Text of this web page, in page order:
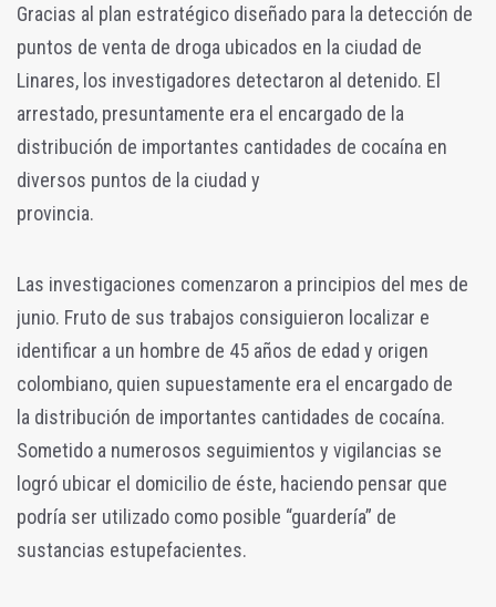
Gracias al plan estratégico diseñado para la detección de
puntos de venta de droga ubicados en la ciudad de
Linares, los investigadores detectaron al detenido. El
arrestado, presuntamente era el encargado de la
distribución de importantes cantidades de cocaína en
diversos puntos de la ciudad y
provincia.
Las investigaciones comenzaron a principios del mes de
junio. Fruto de sus trabajos consiguieron localizar e
identificar a un hombre de 45 años de edad y origen
colombiano, quien supuestamente era el encargado de
la distribución de importantes cantidades de cocaína.
Sometido a numerosos seguimientos y vigilancias se
logró ubicar el domicilio de éste, haciendo pensar que
podría ser utilizado como posible “guardería” de
sustancias estupefacientes.